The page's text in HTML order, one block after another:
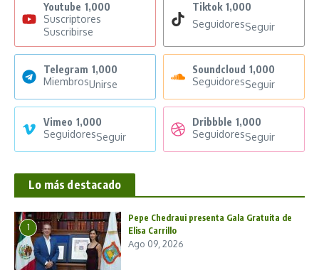
Youtube 1,000
Suscriptores
Suscribirse
Tiktok 1,000
SeguidoresSeguir
Telegram 1,000
MiembrosUnirse
Soundcloud 1,000
SeguidoresSeguir
Vimeo 1,000
SeguidoresSeguir
Dribbble 1,000
SeguidoresSeguir
Lo más destacado
1
Pepe Chedraui presenta Gala Gratuita de
Elisa Carrillo
Ago 09, 2026